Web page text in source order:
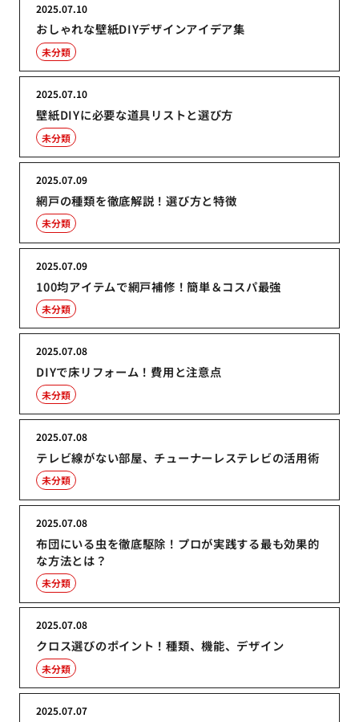
おしゃれな壁紙DIYデザインアイデア集
2025.07.10
未分類
壁紙DIYに必要な道具リストと選び方
2025.07.10
未分類
網戸の種類を徹底解説！選び方と特徴
2025.07.09
未分類
100均アイテムで網戸補修！簡単＆コスパ最強
2025.07.09
未分類
DIYで床リフォーム！費用と注意点
2025.07.08
未分類
テレビ線がない部屋、チューナーレステレビの活用術
2025.07.08
未分類
布団にいる虫を徹底駆除！プロが実践する最も効果的
な方法とは？
2025.07.08
未分類
クロス選びのポイント！種類、機能、デザイン
2025.07.08
未分類
2025.07.07